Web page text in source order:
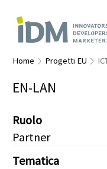
Home Progetti EU
EN-LAN
Ruolo
Partner
Tematica